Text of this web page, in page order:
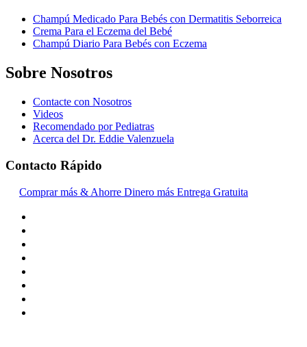
Champú Medicado Para Bebés con Dermatitis Seborreica
Crema Para el Eczema del Bebé
Champú Diario Para Bebés con Eczema
Sobre Nosotros
Contacte con Nosotros
Videos
Recomendado por Pediatras
Acerca del Dr. Eddie Valenzuela
Contacto Rápido
Comprar más & Ahorre Dinero más Entrega Gratuita